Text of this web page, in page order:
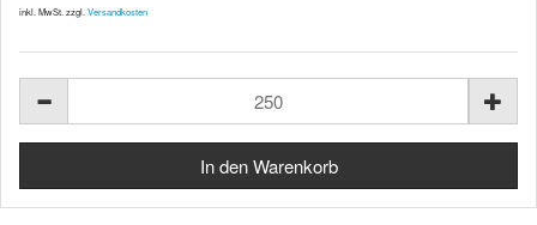
inkl. MwSt. zzgl. Versandkosten